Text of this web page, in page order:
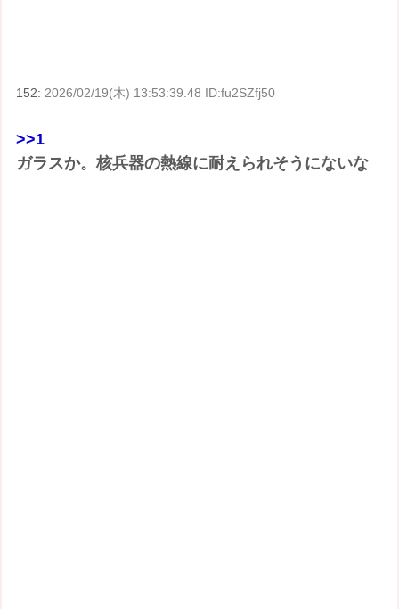
152:2026/02/19(木) 13:53:39.48 ID:fu2SZfj50
>>1
ガラスか。核兵器の熱線に耐えられそうにないな